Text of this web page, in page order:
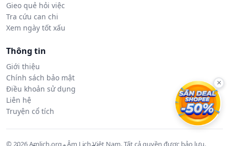
Gieo quẻ hỏi việc
Tra cứu can chi
Xem ngày tốt xấu
Thông tin
Giới thiệu
Chính sách bảo mật
Điều khoản sử dụng
Liên hệ
Truyện cổ tích
© 2026 Amlich.org - Âm Lịch Việt Nam. Tất cả quyền được bảo lưu.
×